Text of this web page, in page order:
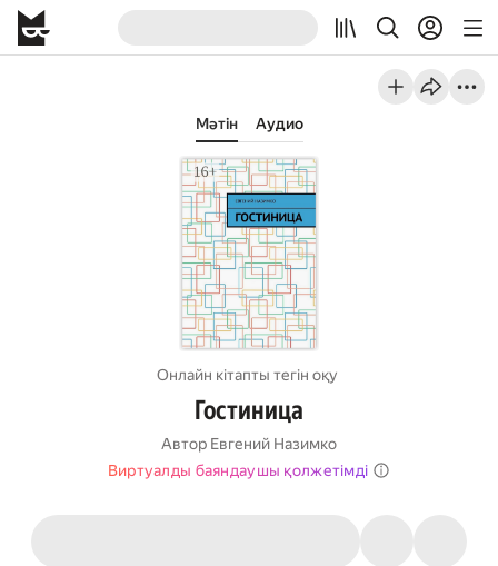
Мәтін Аудио
Онлайн кітапты тегін оқу
Гостиница
Автор Евгений Назимко
Виртуалды баяндаушы қолжетімді